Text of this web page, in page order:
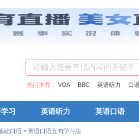
热门推荐： VOA BBC 英语听力 口
习 英语听力 英语口语
础口语 > 英语口语五句学习法